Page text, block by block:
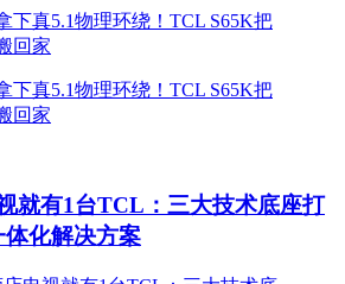
就有1台TCL：三大技术底座打
化解决方案